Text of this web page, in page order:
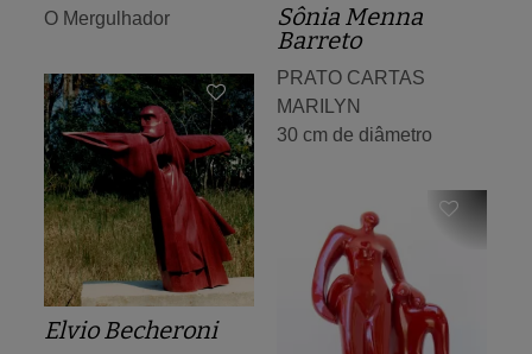
O Mergulhador
Sônia Menna
Barreto
PRATO CARTAS
MARILYN
30 cm de diâmetro
Elvio Becheroni